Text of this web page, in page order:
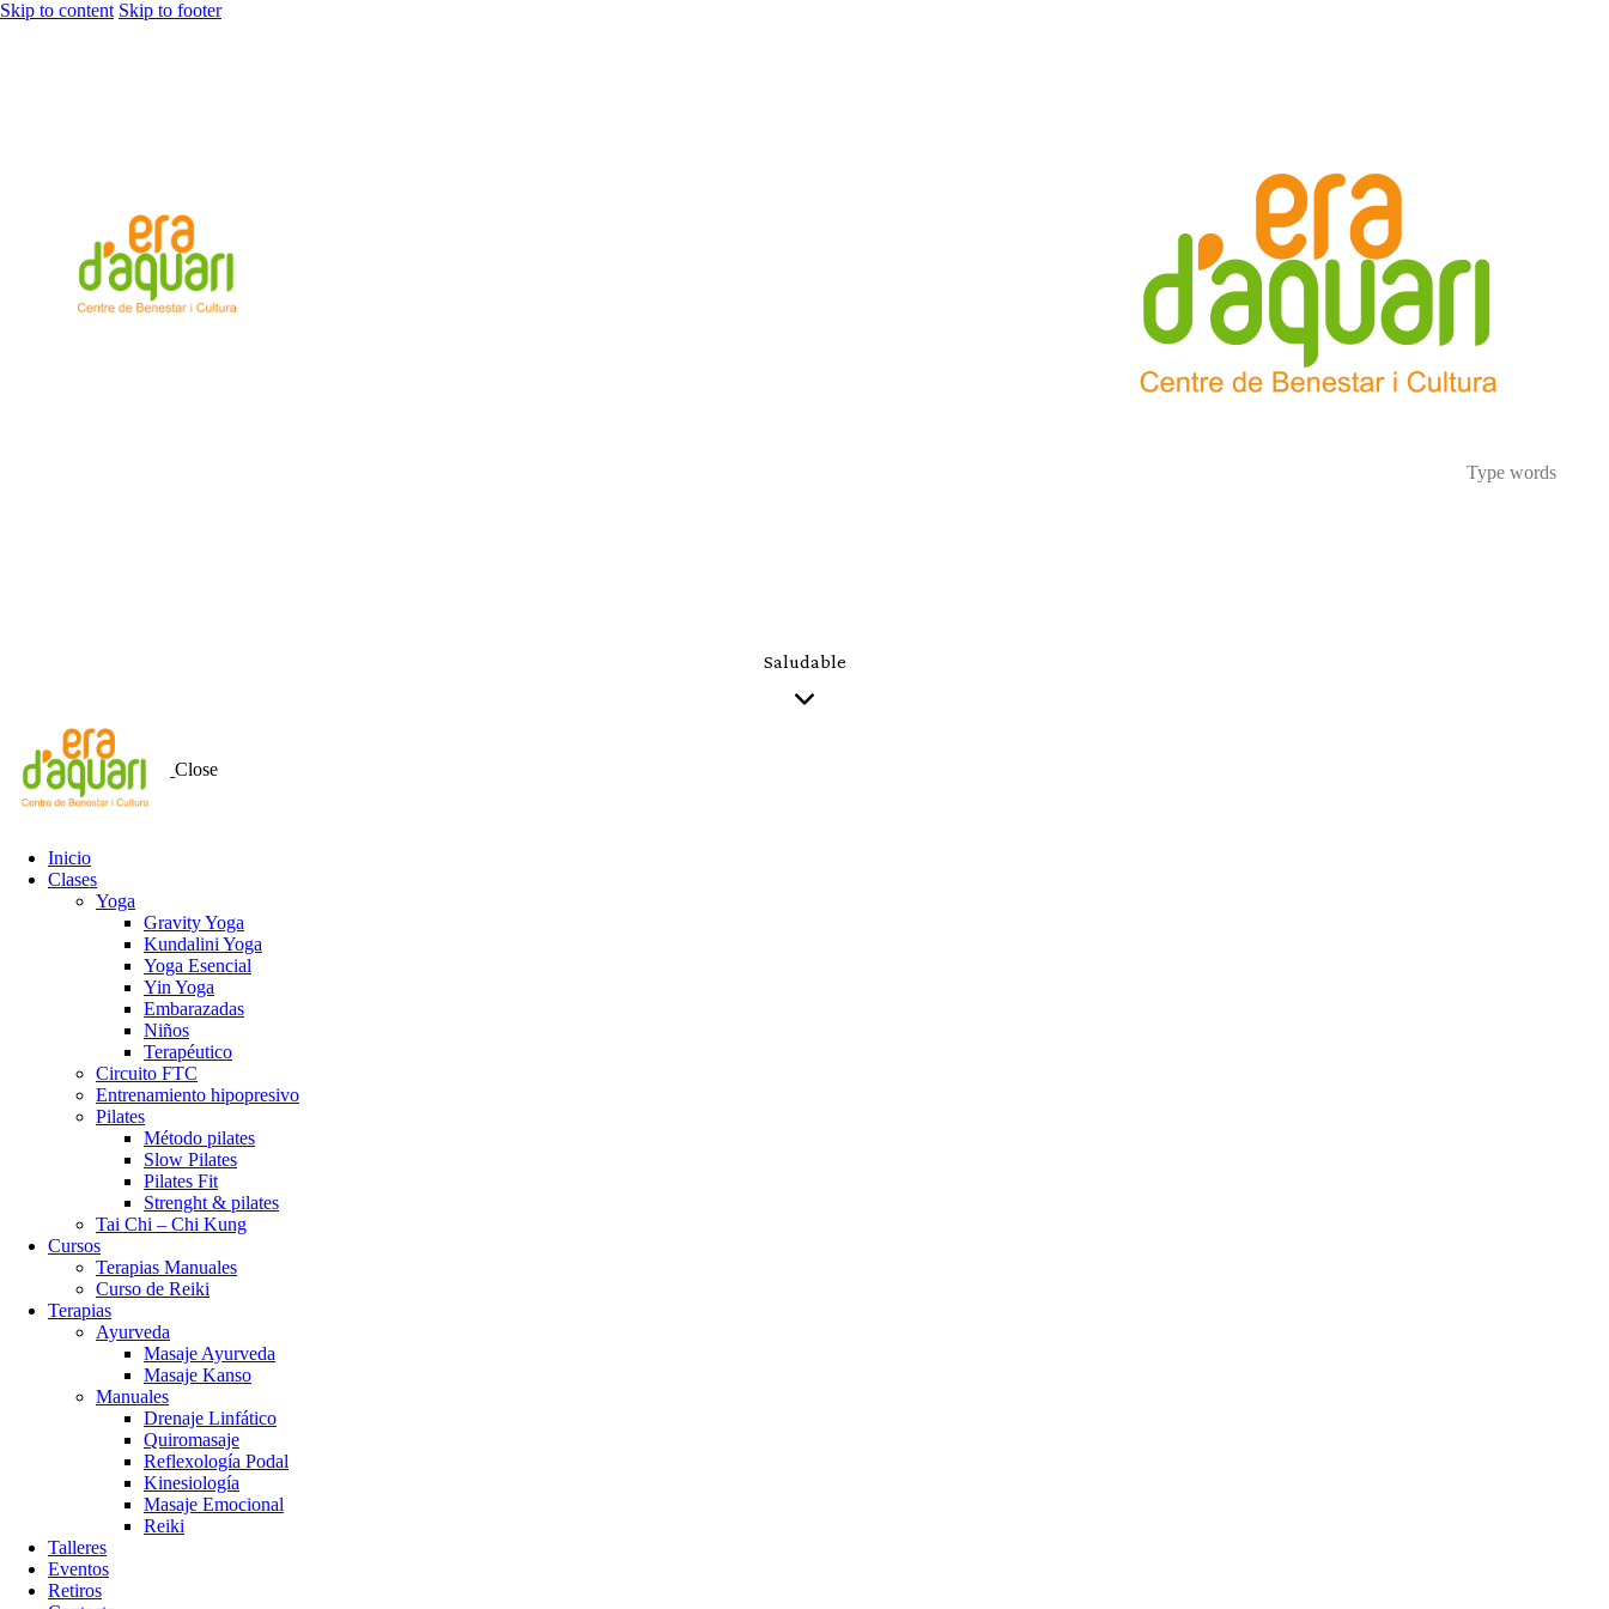
Skip to content Skip to footer
Saludable
Close
Inicio
Clases
Yoga
Gravity Yoga
Kundalini Yoga
Yoga Esencial
Yin Yoga
Embarazadas
Niños
Terapéutico
Circuito FTC
Entrenamiento hipopresivo
Pilates
Método pilates
Slow Pilates
Pilates Fit
Strenght & pilates
Tai Chi – Chi Kung
Cursos
Terapias Manuales
Curso de Reiki
Terapias
Ayurveda
Masaje Ayurveda
Masaje Kanso
Manuales
Drenaje Linfático
Quiromasaje
Reflexología Podal
Kinesiología
Masaje Emocional
Reiki
Talleres
Eventos
Retiros